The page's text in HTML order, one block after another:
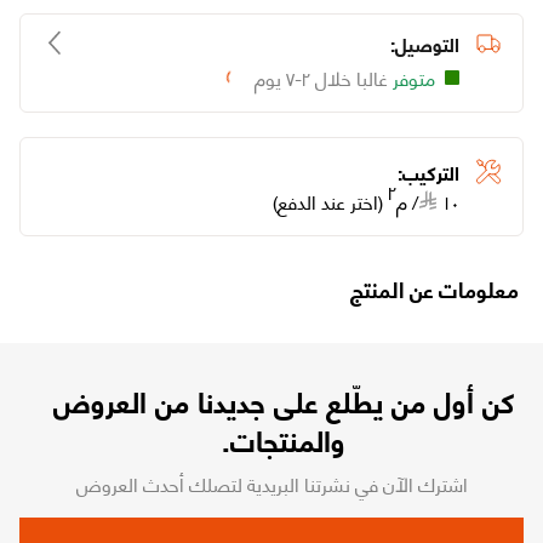
التوصيل:
متوفر غالبا خلال ٢-٧ يوم Loading...
التركيب:
١٠
/م٢(اختر عند الدفع)
معلومات عن المنتج
كن أول من يطّلع على جديدنا من العروض
والمنتجات.
اشترك الآن في نشرتنا البريدية لتصلك أحدث العروض